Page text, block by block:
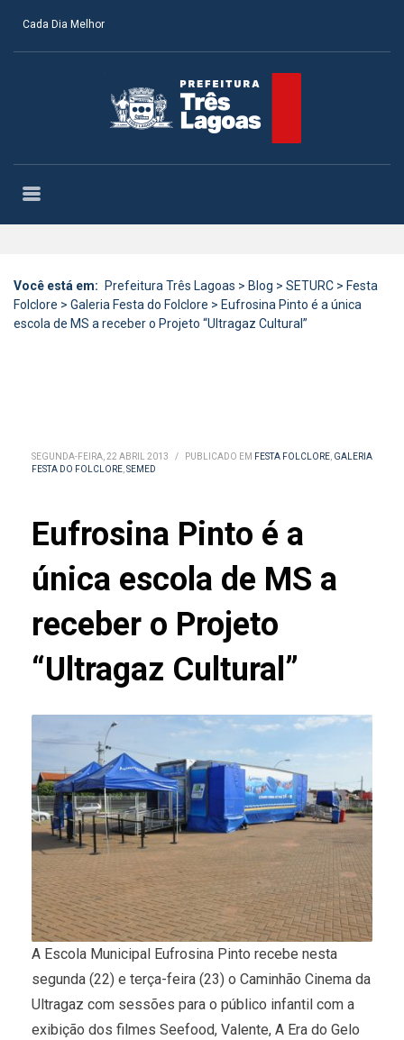
Cada Dia Melhor
Você está em: Prefeitura Três Lagoas > Blog > SETURC > Festa
Folclore > Galeria Festa do Folclore > Eufrosina Pinto é a única
escola de MS a receber o Projeto “Ultragaz Cultural”
SEGUNDA-FEIRA, 22 ABRIL 2013 / PUBLICADO EM FESTA FOLCLORE, GALERIA
FESTA DO FOLCLORE,SEMED
Eufrosina Pinto é a
única escola de MS a
receber o Projeto
“Ultragaz Cultural”
A Escola Municipal Eufrosina Pinto recebe nesta
segunda (22) e terça-feira (23) o Caminhão Cinema da
Ultragaz com sessões para o público infantil com a
exibição dos filmes Seefood, Valente, A Era do Gelo